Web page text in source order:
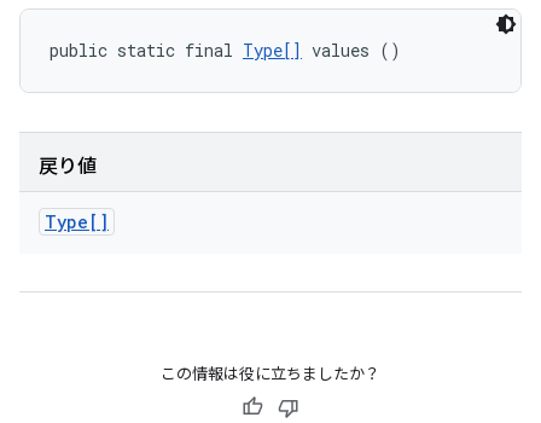
public static final Type[] values ()
戻り値
Type[]
この情報は役に立ちましたか？